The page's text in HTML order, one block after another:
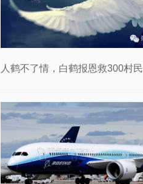
人鹤不了情，白鹤报恩救300村民